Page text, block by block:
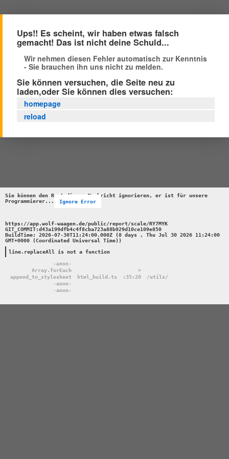
Ups!! Es scheint, wir haben etwas falsch
gemacht! Das ist nicht deine Schuld...
Wir nehmen diesen Fehler automatisch zur Kenntnis
- Sie brauchen ihn uns nicht zu melden.
Sie können versuchen, die Seite neu zu
laden,oder Sie können dies versuchen:
homepage
reload
Sie können den Rest dieser Nachricht ignorieren, er ist für unsere
Programmierer...
Ignore Error
https://app.wolf-waagen.de/public/report/scale/RY7MYK
GIT_COMMIT:d43a199dfb4c4f8cba723a88b929d10ce109e850
BuildTime: 2026-07-30T11:24:00.000Z (8 days , Thu Jul 30 2026 11:24:00
GMT+0000 (Coordinated Universal Time))
line.replaceAll is not a function
-anon-
Array.forEach
>
append_to_stylesheet
html_build.ts :35:20
/utils/
-anon-
-anon-